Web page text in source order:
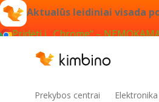
Aktualūs leidiniai visada
Pridėti į „Chrome“ –
Prekybos centrai Elektronika